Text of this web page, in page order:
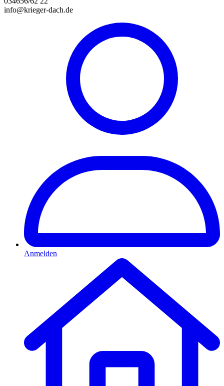
info@krieger-dach.de
Anmelden